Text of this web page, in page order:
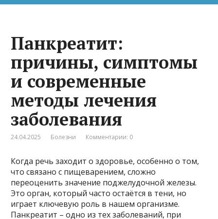
Панкреатит:
причины, симптомы
и современные
методы лечения
заболевания
24.04.2025 Болезни Комментарии: 0
Когда речь заходит о здоровье, особенно о том,
что связано с пищеварением, сложно
переоценить значение поджелудочной железы.
Это орган, который часто остаётся в тени, но
играет ключевую роль в нашем организме.
Панкреатит – одно из тех заболеваний, при